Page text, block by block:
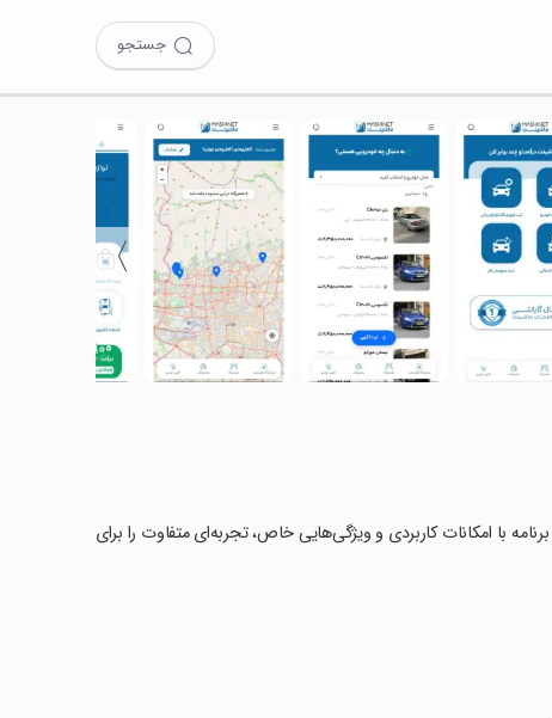
جستجو
〉
با امکانات کاربردی و ویژگی‌هایی خاص، تجربه‌ای متفاوت را برای